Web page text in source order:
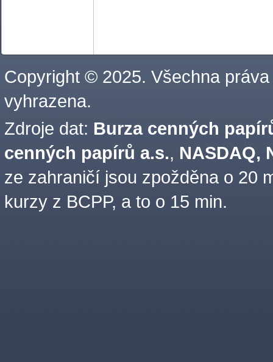
Copyright © 2025. Všechna práva
vyhrazena.
Zdroje dat: Burza cenných
cenných papírů a.s., NASDAQ,
ze zahraničí jsou zpožděna o 20
kurzy z BCPP, a to o 15 min.